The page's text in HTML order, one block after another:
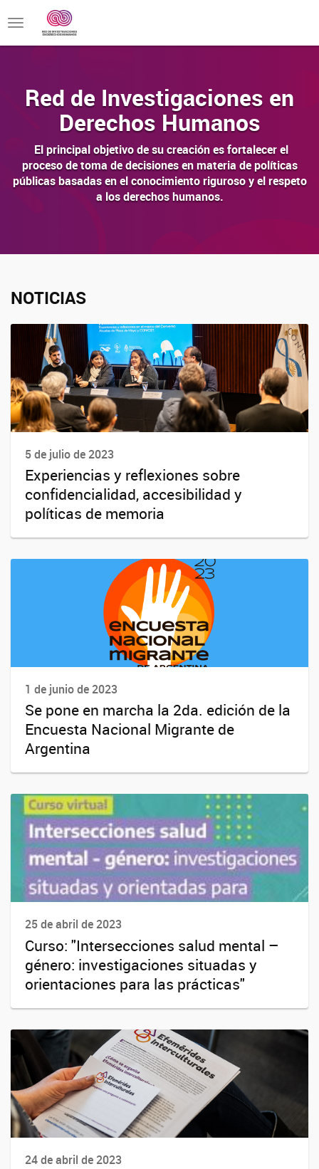
Toggle
navigation
Red de Investigaciones en
Derechos Humanos
El principal objetivo de su creación es fortalecer el
proceso de toma de decisiones en materia de políticas
públicas basadas en el conocimiento riguroso y el respeto
a los derechos humanos.
NOTICIAS
5 de julio de 2023
Experiencias y reflexiones sobre
confidencialidad, accesibilidad y
políticas de memoria
1 de junio de 2023
Se pone en marcha la 2da. edición de la
Encuesta Nacional Migrante de
Argentina
25 de abril de 2023
Curso: "Intersecciones salud mental –
género: investigaciones situadas y
orientaciones para las prácticas"
24 de abril de 2023